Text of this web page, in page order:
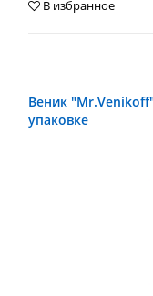
В избранное
Веник
упаковке